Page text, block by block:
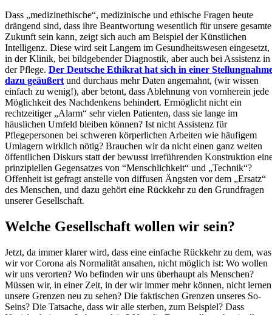
Dass „medizinethische“, medizinische und ethische Fragen heute
drängend sind, dass ihre Beantwortung wesentlich für unsere gesamte
Zukunft sein kann, zeigt sich auch am Beispiel der Künstlichen
Intelligenz. Diese wird seit Langem im Gesundheitswesen eingesetzt,
in der Klinik, bei bildgebender Diagnostik, aber auch bei Assistenz in
der Pflege. Der Deutsche Ethikrat hat sich in einer
dazu geäußert und durchaus mehr Daten angemahnt, (wir wissen
einfach zu wenig!), aber betont, dass Ablehnung von vornherein jede
Möglichkeit des Nachdenkens behindert. Ermöglicht nicht ein
rechtzeitiger „Alarm“ sehr vielen Patienten, dass sie lange im
häuslichen Umfeld bleiben können? Ist nicht Assistenz für
Pflegepersonen bei schweren körperlichen Arbeiten wie häufigem
Umlagern wirklich nötig? Brauchen wir da nicht einen ganz weiten
öffentlichen Diskurs statt der bewusst irreführenden Konstruktion
prinzipiellen Gegensatzes von “Menschlichkeit“ und „Technik“?
Offenheit ist gefragt anstelle von diffusen Ängsten vor dem „Ersatz“
des Menschen, und dazu gehört eine Rückkehr zu den Grundfragen
unserer Gesellschaft.
Welche Gesellschaft wollen wir sein?
Jetzt, da immer klarer wird, dass eine einfache Rückkehr zu dem, was
wir vor Corona als Normalität ansahen, nicht möglich ist: Wo wollen
wir uns verorten? Wo befinden wir uns überhaupt als Menschen?
Müssen wir, in einer Zeit, in der wir immer mehr können, nicht
unsere Grenzen neu zu sehen? Die faktischen Grenzen unseres So-
Seins? Die Tatsache, dass wir alle sterben, zum Beispiel? Dass